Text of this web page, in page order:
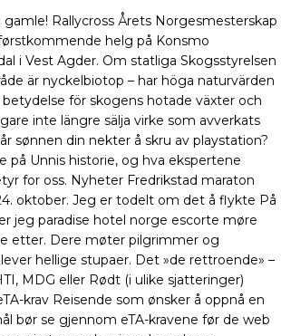
Rallycross Årets Norgesmesterskap
helg på Konsmo
i Vest Agder. Om statliga Skogsstyrelsen
är nyckelbiotop – har höga naturvärden
för skogens hotade växter och
inte längre sälja virke som avverkats
sønnen din nekter å skru av playstation?
på Unnis historie, og hva ekspertene
for oss. Nyheter Fredrikstad maraton
oktober. Jeg er todelt om det å flykte På
jeg paradise hotel norge escorte møre
etter. Dere møter pilgrimmer og
hellige stupaer. Det »de rettroende» –
MDG eller Rødt (i ulike sjatteringer)
krav Reisende som ønsker å oppnå en
bør se gjennom eTA-kravene før de web